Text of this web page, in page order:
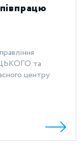
та
центру